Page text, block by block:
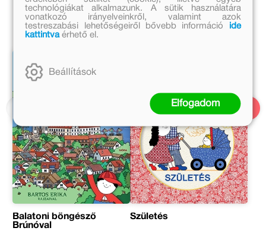
A sorozat további részei
Balatoni böngésző
Brúnóval
Születés
technológiákat alkalmazunk. A sütik használatára
vonatkozó irányelveinkről, valamint azok
testreszabási lehetőségeiről bővebb információ
ide
kattintvaérhető el.
Beállítások
Elfogadom